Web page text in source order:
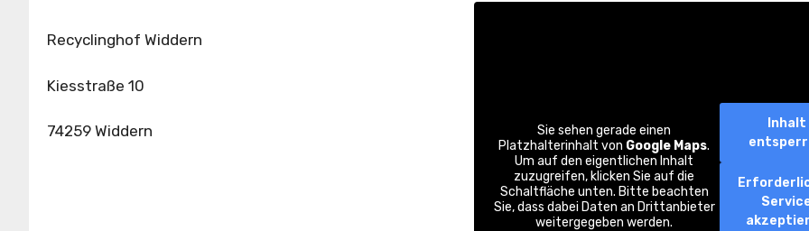
Recyclinghof Widdern
Kiesstraße 10
74259 Widdern
Sie sehen gerade einen
Platzhalterinhalt von Google Maps.
Um auf den eigentlichen Inhalt
zuzugreifen, klicken Sie auf die
Schaltfläche unten. Bitte beachten
Sie, dass dabei Daten an Drittanbieter
weitergegeben werden.
Inhalt